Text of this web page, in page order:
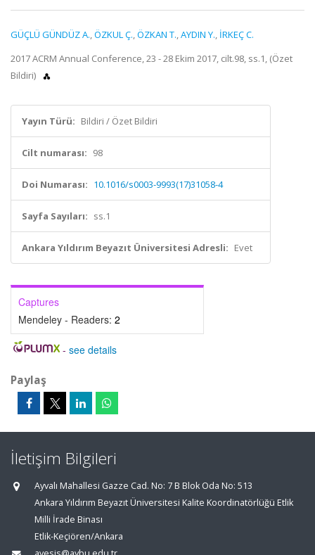
GÜÇLÜ GÜNDÜZ A.,ÖZKUL Ç.,ÖZKAN T.,AYDIN Y., İRKEÇ C.
2017 ACRM Annual Conference, 23 - 28 Ekim 2017, cilt.98, ss.1, (Özet
Bildiri)
Yayın Türü: Bildiri / Özet Bildiri
Cilt numarası: 98
Doi Numarası: 10.1016/s0003-9993(17)31058-4
Sayfa Sayıları: ss.1
Ankara Yıldırım Beyazıt Üniversitesi Adresli: Evet
Captures
Mendeley - Readers: 2
- see details
Paylaş
İletişim Bilgileri
Ayvalı Mahallesi Gazze Cad. No: 7 B Blok Oda No: 513
Ankara Yıldırım Beyazıt Üniversitesi Kalite Koordinatörlüğü Etlik
Milli İrade Binası
Etlik-Keçiören/Ankara